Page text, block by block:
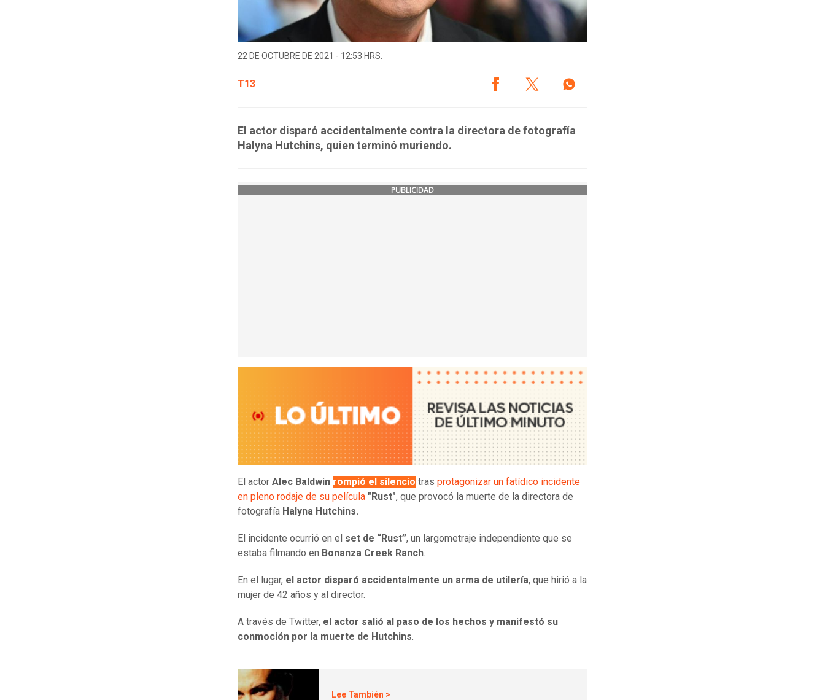
22 DE OCTUBRE DE 2021 - 12:53 HRS.
T13
El actor disparó accidentalmente contra la directora de fotografía
Halyna Hutchins, quien terminó muriendo.
PUBLICIDAD
El actor Alec Baldwin rompió el silencio tras protagonizar un fatídico incidente
en pleno rodaje de su película "Rust", que provocó la muerte de la directora de
fotografía Halyna Hutchins.
El incidente ocurrió en el set de “Rust”, un largometraje independiente que se
estaba filmando en Bonanza Creek Ranch.
En el lugar, el actor disparó accidentalmente un arma de utilería, que hirió a la
mujer de 42 años y al director.
A través de Twitter, el actor salió al paso de los hechos y manifestó su
conmoción por la muerte de Hutchins.
Lee También >